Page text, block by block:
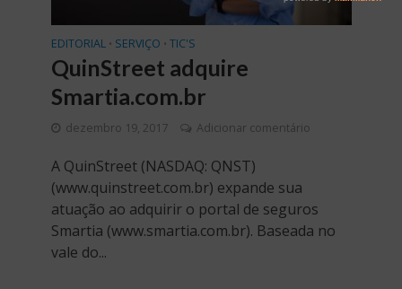
EDITORIAL • SERVIÇO • TIC'S
QuinStreet adquire
Smartia.com.br
dezembro 19, 2017 Adicionar comentário
A QuinStreet (NASDAQ: QNST)
(www.quinstreet.com.br) expande sua
atuação ao adquirir o portal de seguros
Smartia (www.smartia.com.br). Baseada no
vale do...